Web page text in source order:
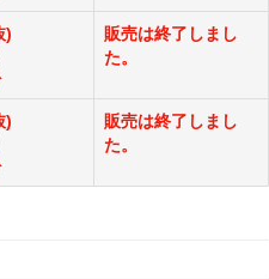
)
販売は終了しまし
た。
)
販売は終了しまし
た。